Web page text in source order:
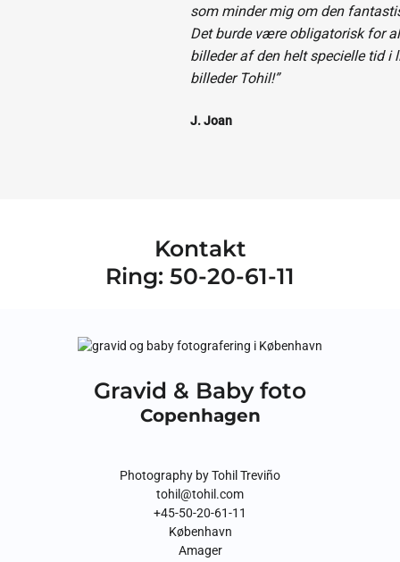
som minder mig om den
Det burde være obligatorisk for
billeder af den helt specielle tid i
billeder Tohil!”
J. Joan
Kontakt
Ring: 50-20-61-11
Gravid & Baby foto
Copenhagen
Photography by Tohil Treviño
tohil@tohil.com
+45-50-20-61-11
København
Amager